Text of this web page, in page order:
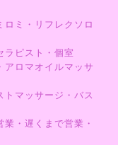
ミ・リフレクソロ
ラピスト・個室
アロマオイルマッサ
トマッサージ・バス
・遅くまで営業・